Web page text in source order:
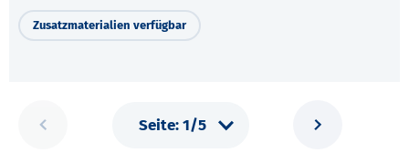
Zusatzmaterialien verfügbar